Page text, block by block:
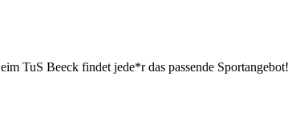
TuS Beeck findet jede*r das passende Sportangebot!